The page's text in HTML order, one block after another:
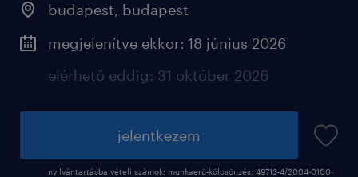
budapest, budapest
megjelenítve ekkor: 18 június 2026
elérhető eddig: 31 október 2026
jelentkezem
nyilvántartásba vételi számok: munkaerő-kölcsönzés: 49713-4/2004-0100-